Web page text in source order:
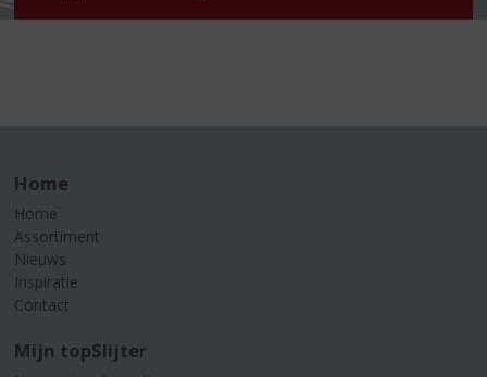
Home
Home
Assortiment
Nieuws
Inspiratie
Contact
Mijn topSlijter